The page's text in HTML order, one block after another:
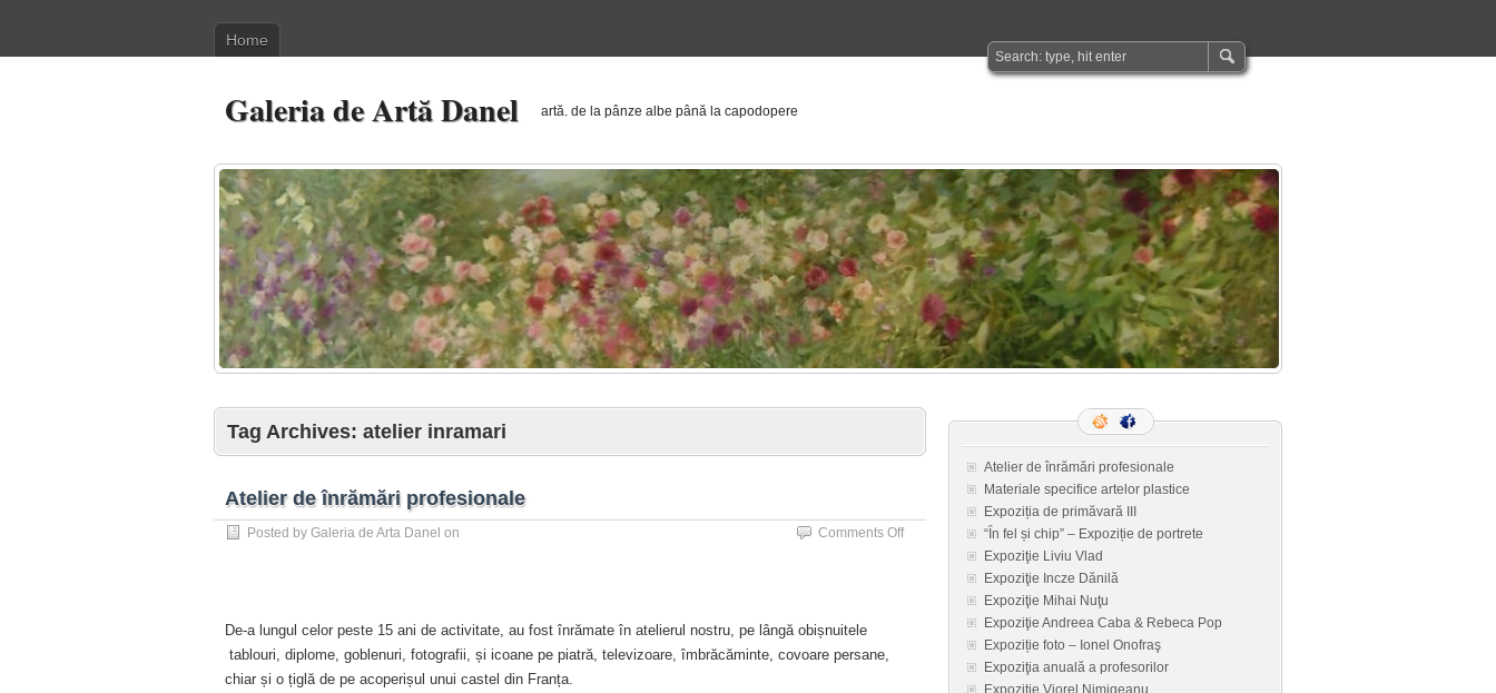
Home
Galeria de Artă Danel artă. de la pânze albe până la capodopere
Tag Archives: atelier inramari
Atelier de înrămări profesionale
Posted by Galeria de Arta Danel on Comments Offon
De-a lungul celor peste 15 ani de activitate, au fost înrămate în atelierul nostru, pe lângă obișnuitele
tablouri, diplome, goblenuri, fotografii, și icoane pe piatră, televizoare, îmbrăcăminte, covoare persane,
chiar și o țiglă de pe acoperișul unui castel din Franța.
Atelier de înrămări profesionale
Materiale specifice artelor plastice
Expoziția de primăvară III
“Ȋn fel și chip” – Expoziție de portrete
Expoziţie Liviu Vlad
Expoziţie Incze Dănilă
Expoziţie Mihai Nuţu
Expoziţie Andreea Caba & Rebeca Pop
Expoziție foto – Ionel Onofraş
Expoziţia anuală a profesorilor